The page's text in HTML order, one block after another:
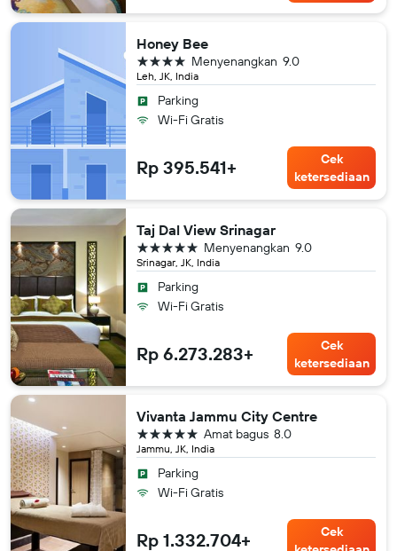
Honey Bee
Leh, JK, India
9.0
Menyenangkan
bintang 4
Parking
Wi-Fi Gratis
Rp 395.541+
Cek
ketersediaan
Taj Dal View Srinagar
Srinagar, JK, India
9.0
Menyenangkan
bintang 5
Parking
Wi-Fi Gratis
Rp 6.273.283+
Cek
ketersediaan
Vivanta Jammu City Centre
Jammu, JK, India
8.0
Amat bagus
bintang 5
Parking
Wi-Fi Gratis
Rp 1.332.704+
Cek